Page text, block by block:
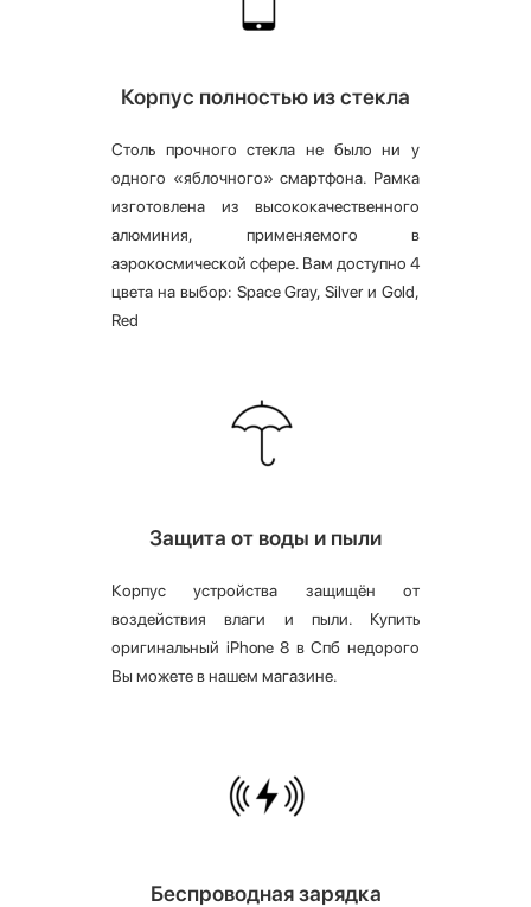
Корпус полностью из стекла
Столь прочного стекла не было ни у
одного «яблочного» смартфона. Рамка
изготовлена из высококачественного
алюминия, применяемого в
аэрокосмической сфере. Вам доступно 4
цвета на выбор: Space Gray, Silver и Gold,
Red
Защита от воды и пыли
Корпус устройства защищён от
воздействия влаги и пыли. Купить
оригинальный iPhone 8 в Спб недорого
Вы можете в нашем магазине.
Беспроводная зарядка